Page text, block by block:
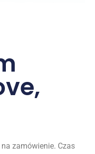
zamówienie. Czas